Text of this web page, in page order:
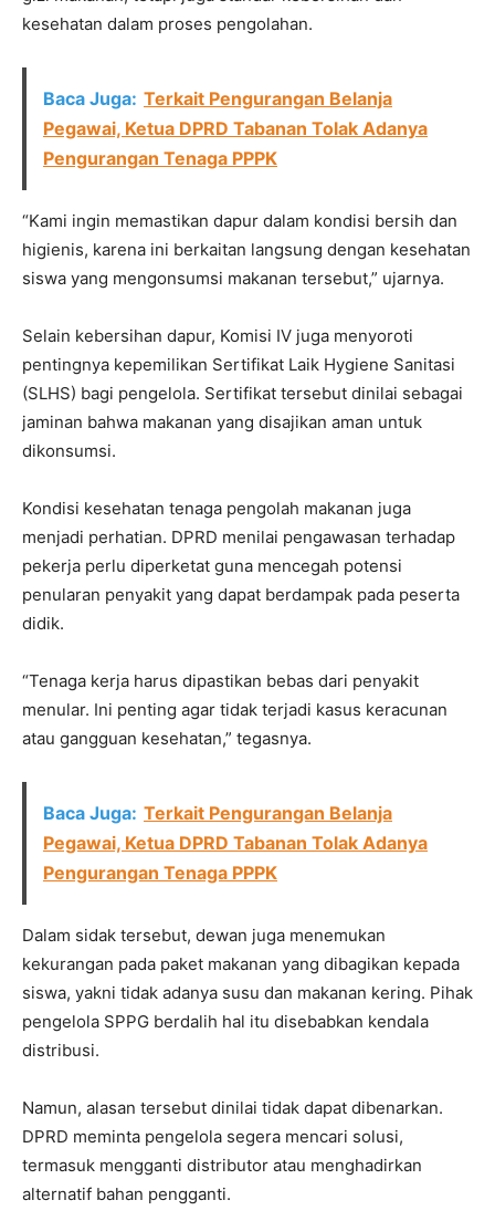
kesehatan dalam proses pengolahan.
Baca Juga: Terkait Pengurangan Belanja
Pegawai, Ketua DPRD Tabanan Tolak Adanya
Pengurangan Tenaga PPPK
“Kami ingin memastikan dapur dalam kondisi bersih dan
higienis, karena ini berkaitan langsung dengan kesehatan
siswa yang mengonsumsi makanan tersebut,” ujarnya.
Selain kebersihan dapur, Komisi IV juga menyoroti
pentingnya kepemilikan Sertifikat Laik Hygiene Sanitasi
(SLHS) bagi pengelola. Sertifikat tersebut dinilai sebagai
jaminan bahwa makanan yang disajikan aman untuk
dikonsumsi.
Kondisi kesehatan tenaga pengolah makanan juga
menjadi perhatian. DPRD menilai pengawasan terhadap
pekerja perlu diperketat guna mencegah potensi
penularan penyakit yang dapat berdampak pada peserta
didik.
“Tenaga kerja harus dipastikan bebas dari penyakit
menular. Ini penting agar tidak terjadi kasus keracunan
atau gangguan kesehatan,” tegasnya.
Baca Juga: Terkait Pengurangan Belanja
Pegawai, Ketua DPRD Tabanan Tolak Adanya
Pengurangan Tenaga PPPK
Dalam sidak tersebut, dewan juga menemukan
kekurangan pada paket makanan yang dibagikan kepada
siswa, yakni tidak adanya susu dan makanan kering. Pihak
pengelola SPPG berdalih hal itu disebabkan kendala
distribusi.
Namun, alasan tersebut dinilai tidak dapat dibenarkan.
DPRD meminta pengelola segera mencari solusi,
termasuk mengganti distributor atau menghadirkan
alternatif bahan pengganti.